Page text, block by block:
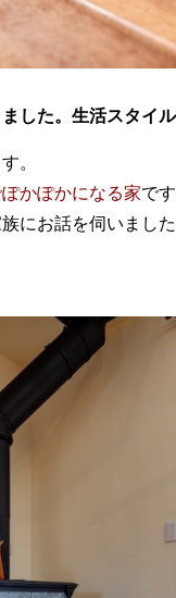
した。生活スタイ
。
かぽかになる家です
にお話を伺いました